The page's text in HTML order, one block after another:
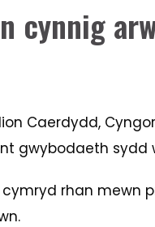
cynnig
Caerdydd,
gwybodaeth
rhan